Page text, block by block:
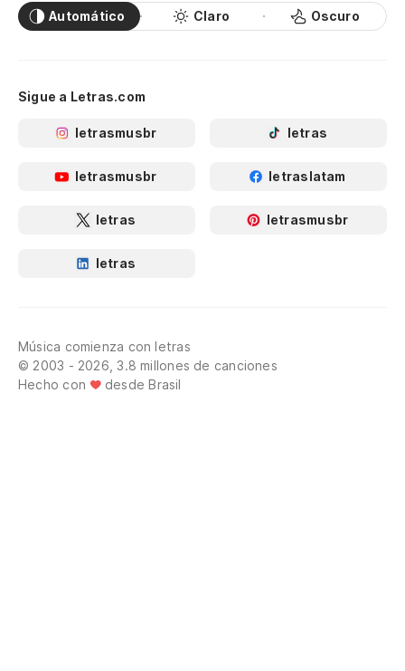
Automático Claro Oscuro
Sigue a Letras.com
letrasmusbr letras
letrasmusbr letraslatam
letras letrasmusbr
letras
Música comienza con letras
© 2003 - 2026, 3.8 millones de canciones
Hecho con
desde Brasil